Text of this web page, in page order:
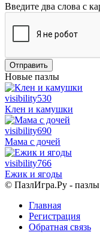
Введите два слова с
Отправить
Новые пазлы
visibility530
Клен и камушки
visibility690
Мама с дочей
visibility766
Ежик и ягоды
© ПазлИгра.Ру -
Главная
Регистрация
Обратная связь